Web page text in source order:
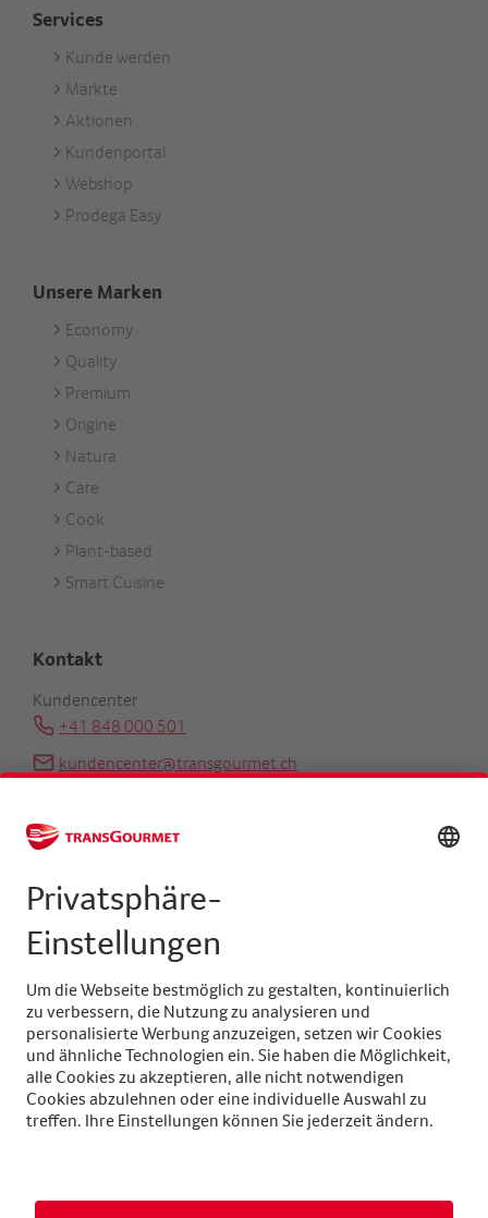
Services
Footer
Services
Kunde werden
Märkte
Aktionen
Kundenportal
Webshop
Prodega Easy
Unsere Marken
Footer
Unsere
Marken
Economy
Quality
Premium
Origine
Natura
Care
Cook
Plant-based
Smart Cuisine
Kontakt
Kundencenter
+41 848 000 501
kundencenter@transgourmet.ch
+41 31 858 48 48
info@transgourmet.ch
Select
language
Folgen Sie uns auf